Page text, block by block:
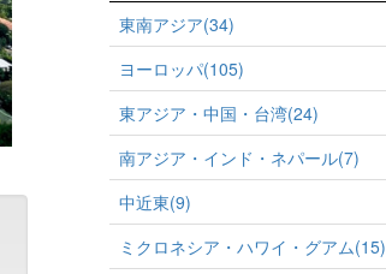
東南アジア(34)
ヨーロッパ(105)
東アジア・中国・台湾(24)
南アジア・インド・ネパール(7)
中近東(9)
ミクロネシア・ハワイ・グアム(15)